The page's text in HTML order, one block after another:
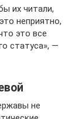
их читали,
неприятно,
это все
статуса», —
не